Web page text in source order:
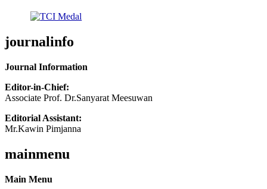
journalinfo
Journal Information
Editor-in-Chief:
Associate Prof. Dr.Sanyarat Meesuwan
Editorial Assistant:
Mr.Kawin Pimjanna
mainmenu
Main Menu